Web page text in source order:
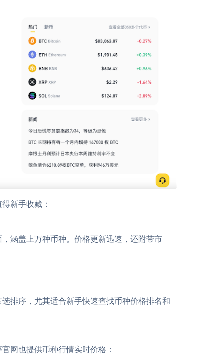
新手收藏：
涵盖上万种币种。价格更新迅速，还附带市
排序，尤其适合新手快速查找币种价格排名和
网也提供币种行情实时价格：